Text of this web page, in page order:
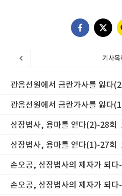
기사목
관음선원에서 금란가사를 잃다
관음선원에서 금란가사를 잃다
삼장법사, 용마를 얻다(2)-28회
삼장법사, 용마를 얻다(1)-27회
손오공, 삼장법사의 제자가 되다
손오공, 삼장법사의 제자가 되다